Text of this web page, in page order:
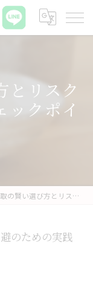
とリスク
ックポイ
び方とリスク回避のための実践チェックポイント
のための実践